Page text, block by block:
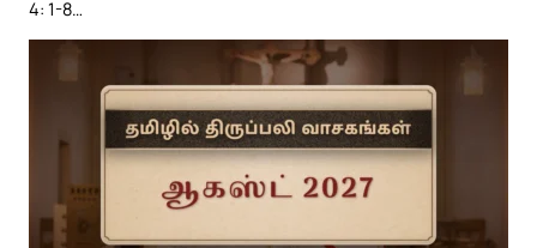
4: 1-8…